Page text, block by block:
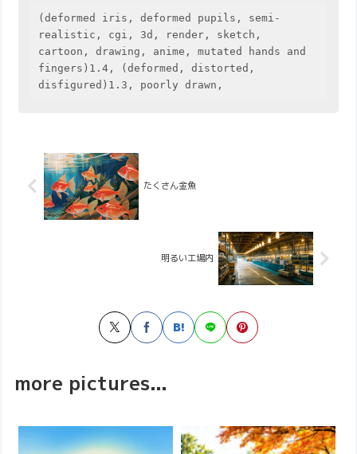
(deformed iris, deformed pupils, semi-
realistic, cgi, 3d, render, sketch,
cartoon, drawing, anime, mutated hands and
fingers)1.4, (deformed, distorted,
disfigured)1.3, poorly drawn,
たくさん金魚
明るい工場内
more pictures...